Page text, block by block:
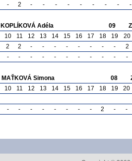
- 2 - - - - - - - - -
KOPLÍKOVÁ Adéla 09
10 11 12 13 14 15 16 17 18 19
20
2 2 - - - - - - - -
2
- - - - - - - - - - -
MAŤKOVÁ Simona 08
10 11 12 13 14 15 16 17 18 19 20
- - - - - - - - 2 - -